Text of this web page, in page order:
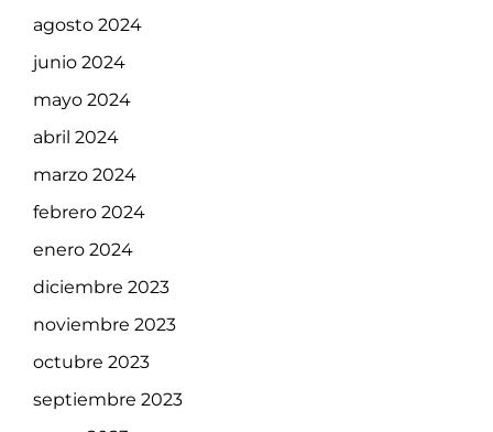
agosto 2024
junio 2024
mayo 2024
abril 2024
marzo 2024
febrero 2024
enero 2024
diciembre 2023
noviembre 2023
octubre 2023
septiembre 2023